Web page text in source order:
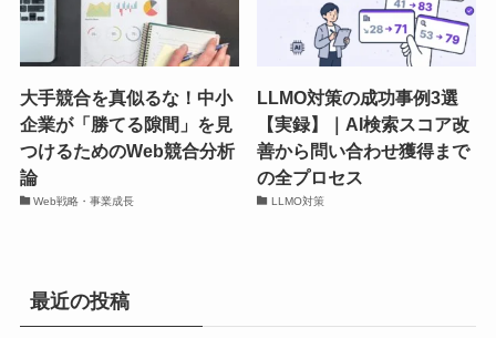
大手競合を真似るな！中小
企業が「勝てる隙間」を見
つけるためのWeb競合分析
論
Web戦略・事業成長
LLMO対策の成功事例3選
【実録】｜AI検索スコア改
善から問い合わせ獲得まで
の全プロセス
LLMO対策
最近の投稿